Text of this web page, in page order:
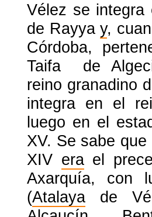
Vélez se
de Rayya y,
Córdoba,
Taifa de
reino granadino
integra en el
luego en el
XV. Se sabe
XIV erael
Axarquía, con
(Atalaya de